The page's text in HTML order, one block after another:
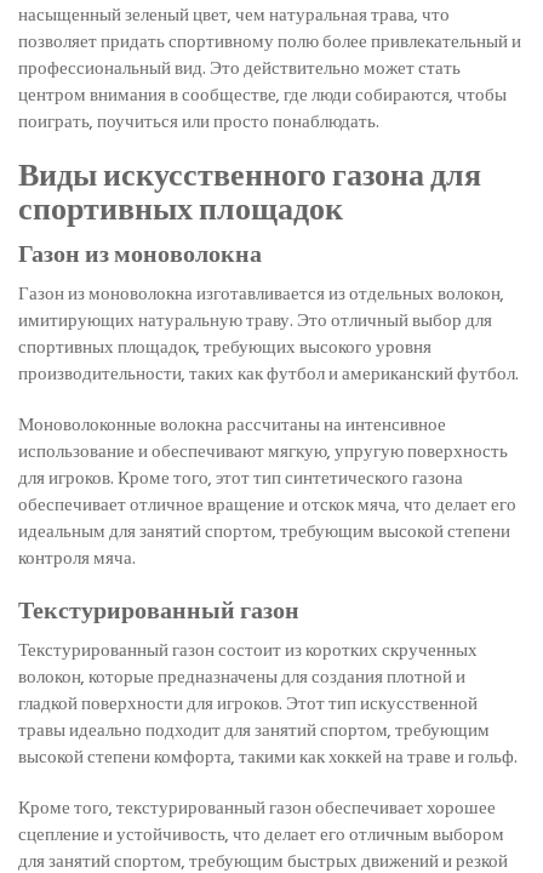
насыщенный зеленый цвет, чем натуральная трава, что
позволяет придать спортивному полю более привлекательный и
профессиональный вид. Это действительно может стать
центром внимания в сообществе, где люди собираются, чтобы
поиграть, поучиться или просто понаблюдать.
Виды искусственного газона для
спортивных площадок
Газон из моноволокна
Газон из моноволокна изготавливается из отдельных волокон,
имитирующих натуральную траву. Это отличный выбор для
спортивных площадок, требующих высокого уровня
производительности, таких как футбол и американский футбол.
Моноволоконные волокна рассчитаны на интенсивное
использование и обеспечивают мягкую, упругую поверхность
для игроков. Кроме того, этот тип синтетического газона
обеспечивает отличное вращение и отскок мяча, что делает его
идеальным для занятий спортом, требующим высокой степени
контроля мяча.
Текстурированный газон
Текстурированный газон состоит из коротких скрученных
волокон, которые предназначены для создания плотной и
гладкой поверхности для игроков. Этот тип искусственной
травы идеально подходит для занятий спортом, требующим
высокой степени комфорта, такими как хоккей на траве и гольф.
Кроме того, текстурированный газон обеспечивает хорошее
сцепление и устойчивость, что делает его отличным выбором
для занятий спортом, требующим быстрых движений и резкой